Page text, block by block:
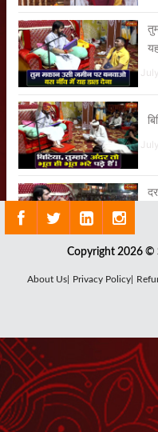
Copyright 2026 ©
About Us| Privacy Policy|